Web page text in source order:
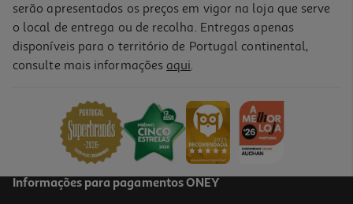
serão apresentados os preços em vigor na loja que serve
o local de entrega ou de recolha. Entregas apenas
disponíveis para o território de Portugal continental,
consulte mais informações aqui.
Informações para pagamentos ONEY